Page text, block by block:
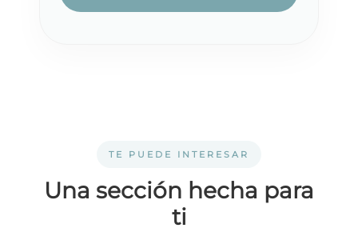
TE PUEDE INTERESAR
Una sección hecha para
ti